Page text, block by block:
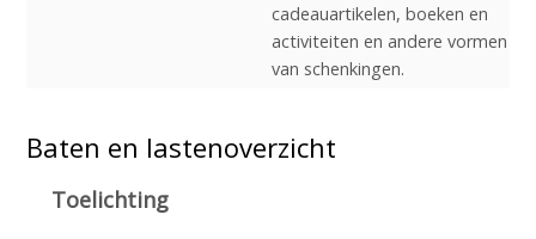
cadeauartikelen, boeken en
activiteiten en andere vormen
van schenkingen.
Baten en lastenoverzicht
Toelichting